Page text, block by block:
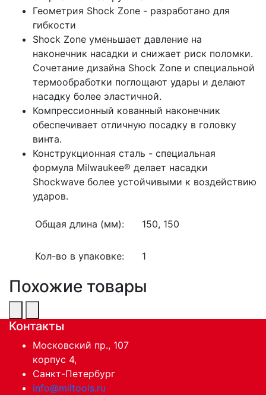
Геометрия Shock Zone - разработано для
гибкости
Shock Zone уменьшает давление на
наконечник насадки и снижает риск поломки.
Сочетание дизайна Shock Zone и специальной
термообработки поглощают удары и делают
насадку более эластичной.
Компрессионный кованный наконечник
обеспечивает отличную посадку в головку
винта.
Конструкционная сталь - специальная
формула Milwaukee® делает насадки
Shockwave более устойчивыми к воздействию
ударов.
Общая длина (мм): 150, 150
Кол-во в упаковке: 1
Похожие товары
Контакты
Московский пр., 107
корпус 4,
Санкт-Петербург
info@miltools.ru